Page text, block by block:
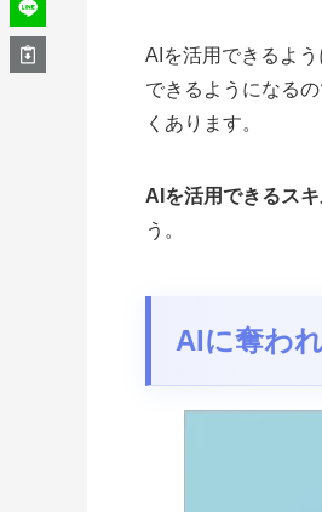
AIを活用できるよ
できるようになる
くあります。
AIを活用できるス
う。
AIに奪わ